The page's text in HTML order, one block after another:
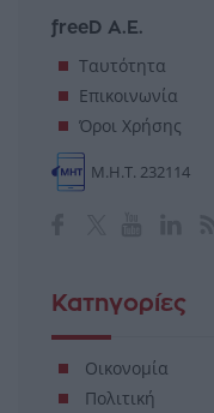
freeD Α.Ε.
Ταυτότητα
Επικοινωνία
Όροι Χρήσης
Μ.Η.Τ. 232114
Κατηγορίες
Οικονομία
Πολιτική